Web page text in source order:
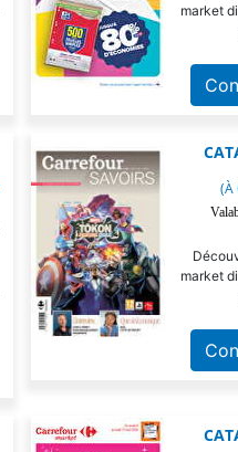
market
(À
market